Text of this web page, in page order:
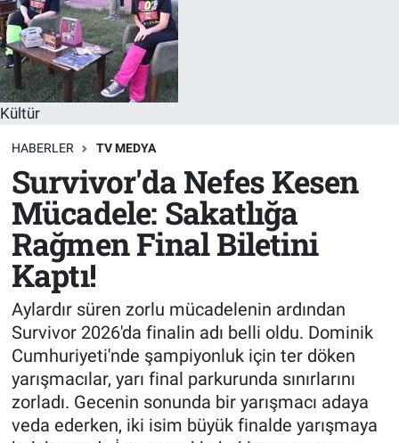
Kültür
HABERLER TV MEDYA
Survivor'da Nefes Kesen
Mücadele: Sakatlığa
Rağmen Final Biletini
Kaptı!
Aylardır süren zorlu mücadelenin ardından
Survivor 2026'da finalin adı belli oldu. Dominik
Cumhuriyeti'nde şampiyonluk için ter döken
yarışmacılar, yarı final parkurunda sınırlarını
zorladı. Gecenin sonunda bir yarışmacı adaya
veda ederken, iki isim büyük finalde yarışmaya
Sağlık
Spor
Tv Medya
KÜLTÜR SANAT